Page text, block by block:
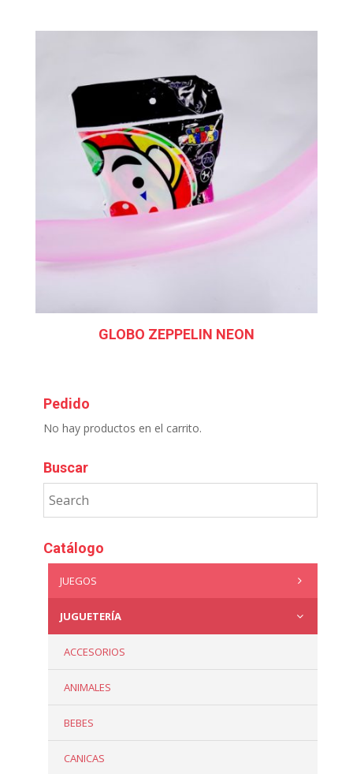
GLOBO ZEPPELIN NEON
Pedido
No hay productos en el carrito.
Buscar
Catálogo
JUEGOS
JUGUETERÍA
ACCESORIOS
ANIMALES
BEBES
CANICAS